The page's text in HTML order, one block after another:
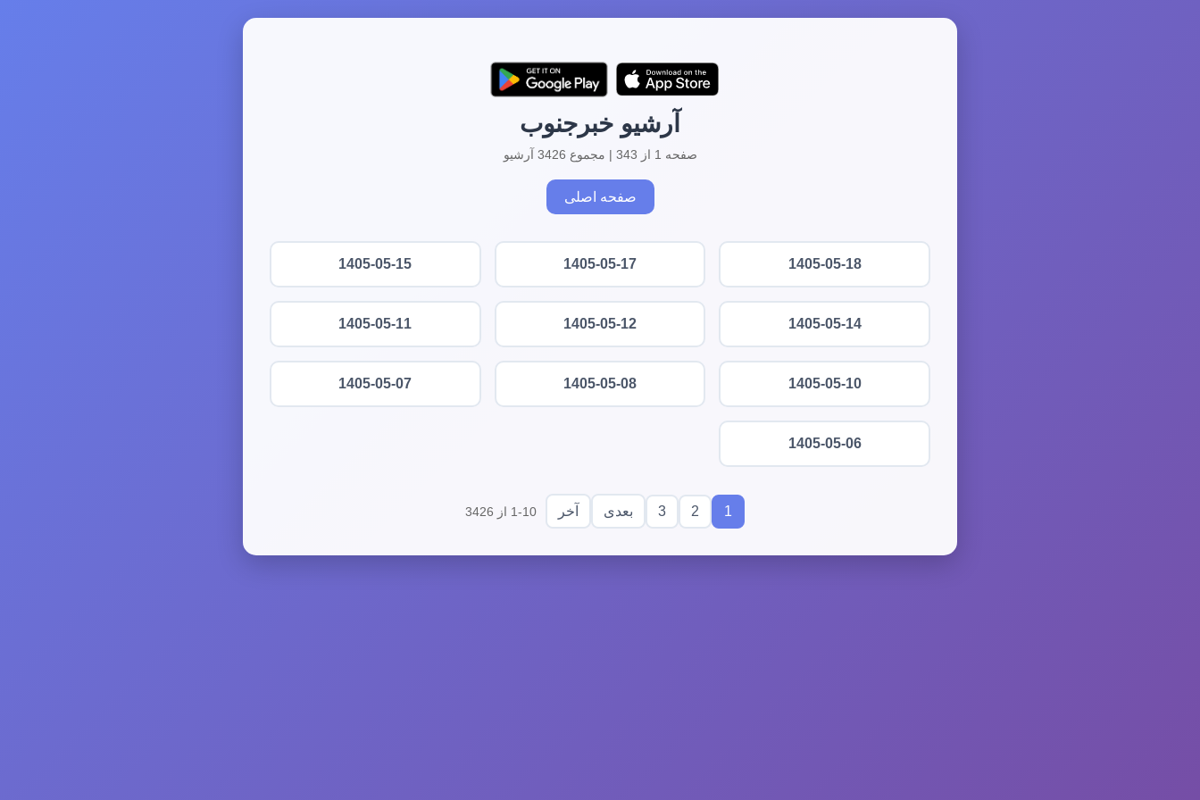
آرشیو خبرجنوب
صفحه 1 از 343 | مجموع 3426 آرشیو
صفحه اصلی
1405-05-18
1405-05-17
1405-05-15
1405-05-14
1405-05-12
1405-05-11
1405-05-10
1405-05-08
1405-05-07
1405-05-06
1
2
3 بعدی آخر 1-10 از 3426